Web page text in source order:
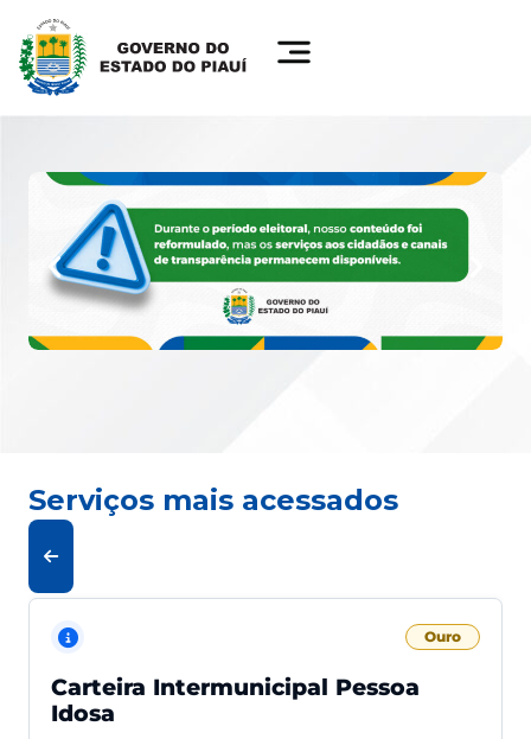
Serviços mais acessados
Ouro
Carteira Intermunicipal Pessoa
Idosa